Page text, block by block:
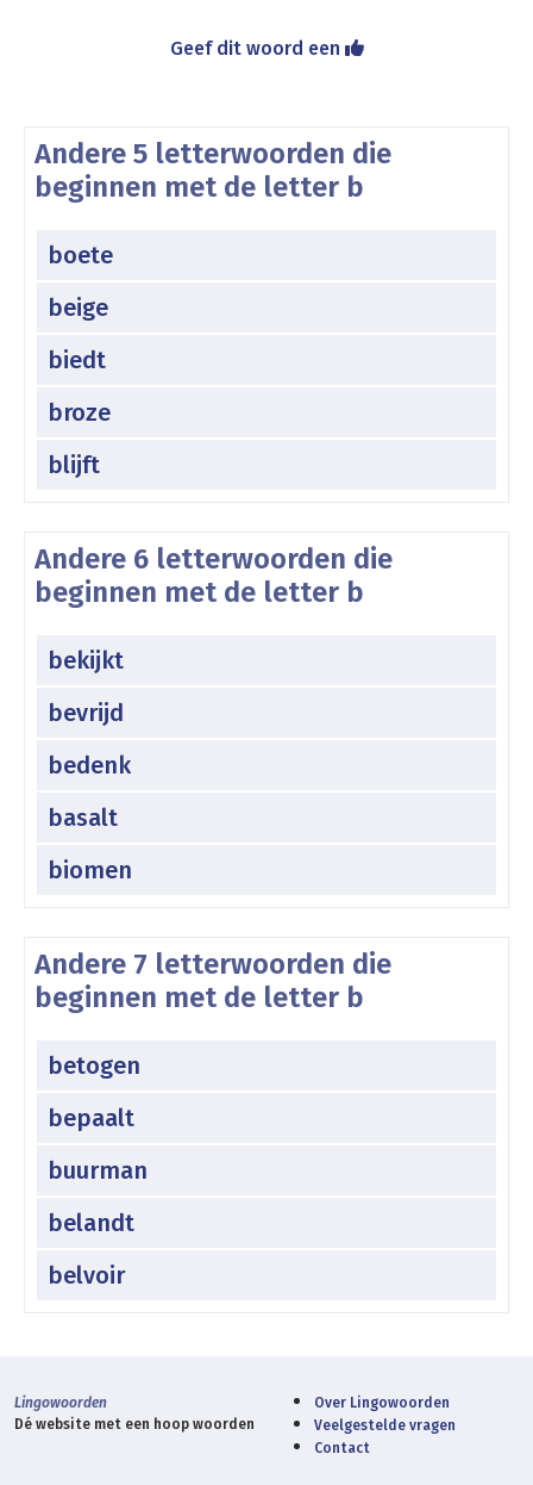
Geef dit woord een
Andere 5 letterwoorden die
beginnen met de letter b
boete
beige
biedt
broze
blijft
Andere 6 letterwoorden die
beginnen met de letter b
bekijkt
bevrijd
bedenk
basalt
biomen
Andere 7 letterwoorden die
beginnen met de letter b
betogen
bepaalt
buurman
belandt
belvoir
Lingowoorden
Dé website met een hoop woorden
Over Lingowoorden
Veelgestelde vragen
Contact